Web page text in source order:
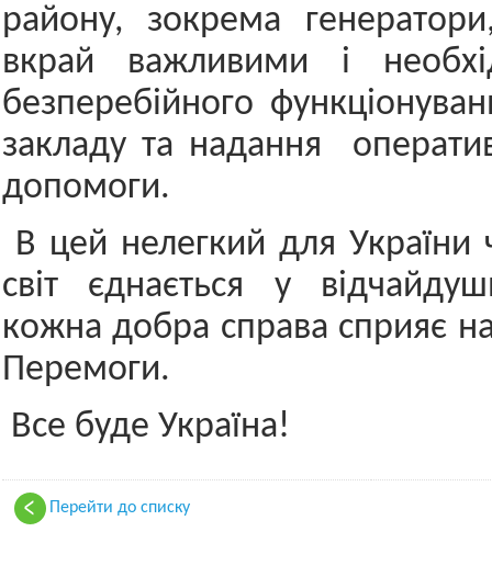
району, зокрема
вкрай важливими і
безперебійного
закладу та надання
допомоги.
В цей нелегкий для України
світ єднається у
кожна добра справа сприяє
Перемоги.
Все буде Україна!
Перейти до списку